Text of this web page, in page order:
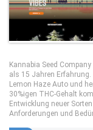
Kannabia Seed
als 15 Jahren Erfahrung.
Lemon Haze Auto und
30%igen THC-Gehalt
Entwicklung neuer
Anforderungen und